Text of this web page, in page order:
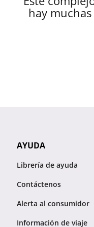
hay
AYUDA
Librería de ayuda
Contáctenos
Alerta al consumidor
Información de viaje